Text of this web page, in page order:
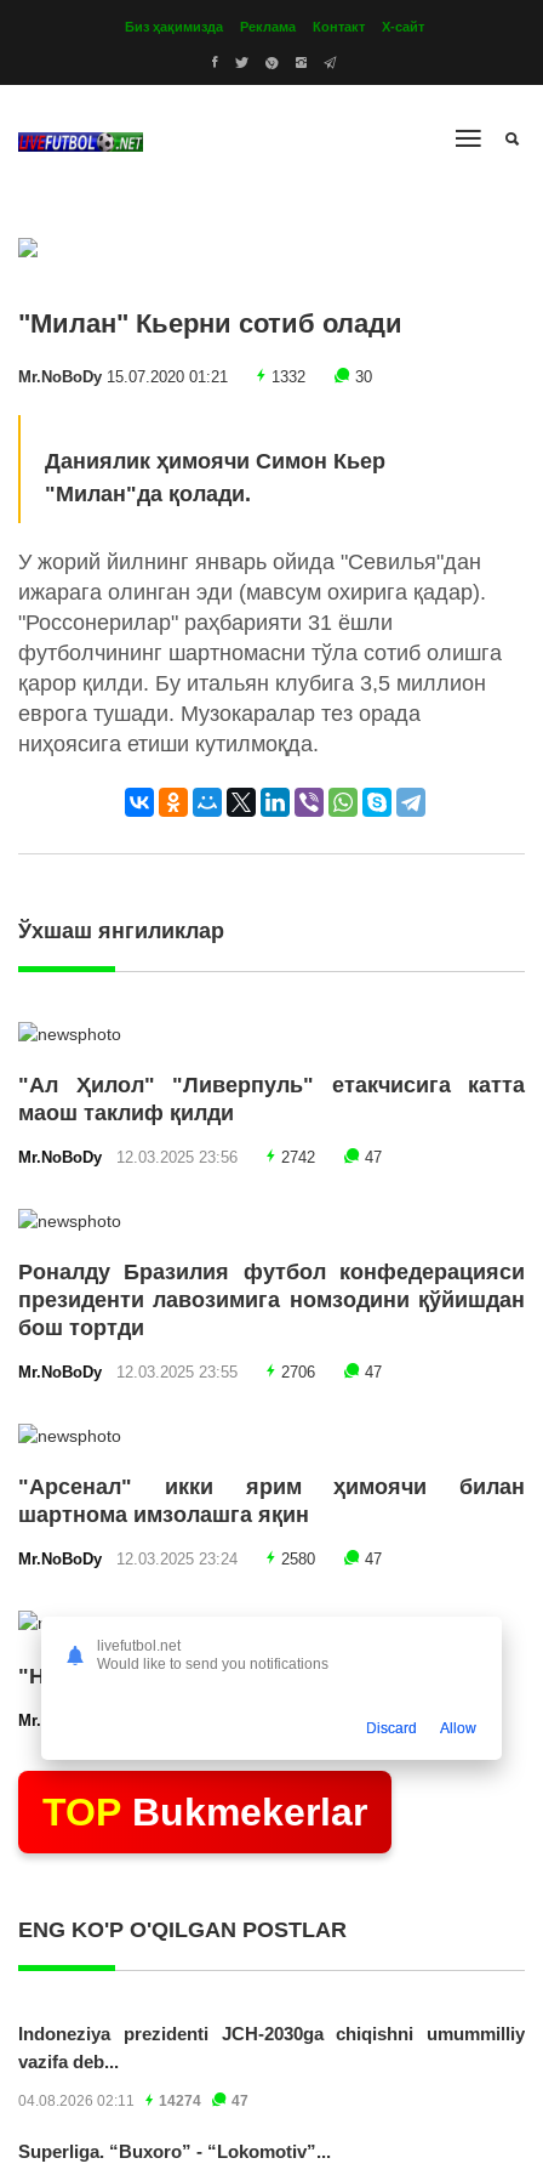
Биз ҳақимизда Реклама Контакт Х-сайт
"Милан" Кьерни сотиб олади
Mr.NoBoDy 15.07.2020 01:21 1332 30
Даниялик ҳимоячи Симон Кьер
"Милан"да қолади.
У жорий йилнинг январь ойида "Севилья"дан
ижарага олинган эди (мавсум охирига қадар).
"Россонерилар" раҳбарияти 31 ёшли
футболчининг шартномасни тўла сотиб олишга
қарор қилди. Бу итальян клубига 3,5 миллион
еврога тушади. Музокаралар тез орада
ниҳоясига етиши кутилмоқда.
Ўхшаш янгиликлар
"Ал Ҳилол" "Ливерпуль" етакчисига катта
маош таклиф қилди
Mr.NoBoDy 12.03.2025 23:56 2742 47
Роналду Бразилия футбол конфедерацияси
президенти лавозимига номзодини қўйишдан
бош тортди
Mr.NoBoDy 12.03.2025 23:55 2706 47
"Арсенал" икки ярим ҳимоячи билан
шартнома имзолашга яқин
Mr.NoBoDy 12.03.2025 23:24 2580 47
"Нефтчи" тақдимот маросими ўтказди
Mr.NoBoDy 47
TOP Bukmekerlar
ENG KO'P O'QILGAN POSTLAR
Indoneziya prezidenti JCH-2030ga chiqishni umummilliy
vazifa deb...
04.08.2026 02:11 14274 47
Superliga. “Buxoro” - “Lokomotiv”...
livefutbol.net
Would like to send you notifications
Discard Allow